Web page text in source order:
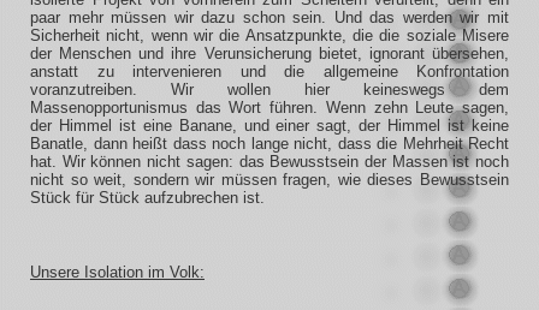
paar mehr müssen wir dazu schon sein. Und das werden wir mit
Sicherheit nicht, wenn wir die Ansatzpunkte, die die soziale Misere
der Menschen und ihre Verunsicherung bietet, ignorant übersehen,
anstatt zu intervenieren und die allgemeine Konfrontation
voranzutreiben. Wir wollen hier keineswegs dem
Massenopportunismus das Wort führen. Wenn zehn Leute sagen,
der Himmel ist eine Banane, und einer sagt, der Himmel ist keine
Banatle, dann heißt dass noch lange nicht, dass die Mehrheit Recht
hat. Wir können nicht sagen: das Bewusstsein der Massen ist noch
nicht so weit, sondern wir müssen fragen, wie dieses Bewusstsein
Stück für Stück aufzubrechen ist.
Unsere Isolation im Volk: